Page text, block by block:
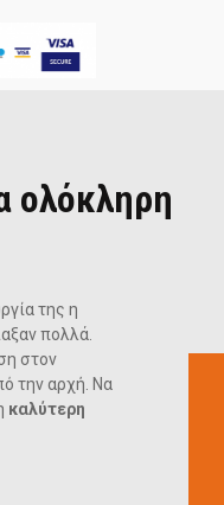
ολόκληρη
της η
πολλά.
στον
την αρχή. Να
καλύτερη